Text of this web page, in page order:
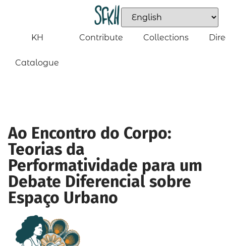
KH
Catalogue
Contribute Collections
Ao Encontro do Corpo:
Teorias da
Performatividade para um
Debate Diferencial sobre
Espaço Urbano